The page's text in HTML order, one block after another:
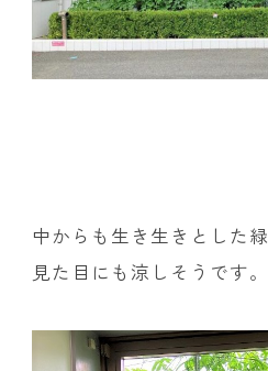
中からも生き生きとした
見た目にも涼しそうです。